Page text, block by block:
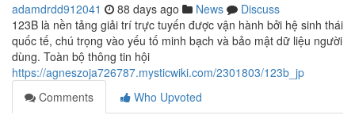
adamdrdd912041 88 days ago News
Discuss
123B là nền tảng giải trí trực tuyến được vận hành bởi hệ sinh thái
quốc tế, chú trọng vào yếu tố minh bạch và bảo mật dữ liệu người
dùng. Toàn bộ thông tin hội
https://agneszoja726787.mysticwiki.com/2301803/123b_jp
Comments
Who Upvoted